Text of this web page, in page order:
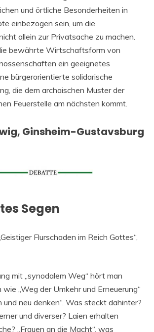
und örtliche Besonderheiten in
einbezogen sein, um die
allein zur Privatsache zu machen.
bewährte Wirtschaftsform von
ein geeignetes
bürgerorientierte solidarische
die dem archaischen Muster der
Feuerstelle am nächsten kommt.
Ginsheim-Gustavsburg
Segen
Flurschaden im Reich Gottes“,
mit „synodalem Weg“ hört man
„Weg der Umkehr und Erneuerung“
und neu denken“. Was steckt dahinter?
und diverser? Laien erhalten
„Frauen an die Macht“, was